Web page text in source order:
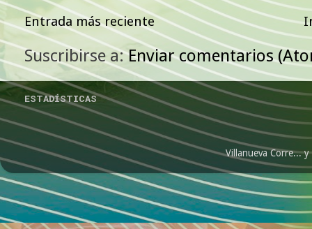
Entrada más reciente
Suscribirse a:Enviar comentarios
ESTADÍSTICAS
Villanueva Corre...